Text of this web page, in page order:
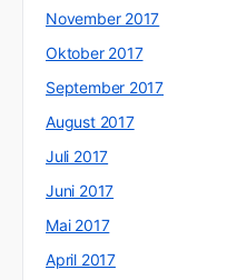
November 2017
Oktober 2017
September 2017
August 2017
Juli 2017
Juni 2017
Mai 2017
April 2017